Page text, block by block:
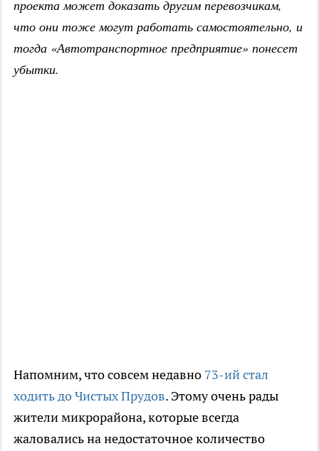
проекта может доказать другим перевозчикам,
что они тоже могут работать самостоятельно, и
тогда «Автотранспортное предприятие» понесет
убытки.
Напомним, что совсем недавно 73-ий стал
ходить до Чистых Прудов. Этому очень рады
жители микрорайона, которые всегда
жаловались на недостаточное количество